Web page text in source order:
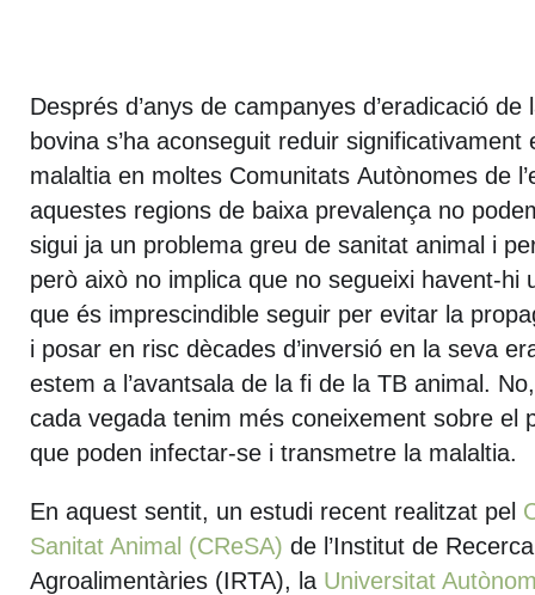
Després d’anys de campanyes d’eradicació
bovina s’ha aconseguit reduir significativament
malaltia en moltes Comunitats Autònomes de
aquestes regions de baixa prevalença no
sigui ja un problema greu de sanitat animal i
però això no implica que no segueixi havent-hi
que és imprescindible seguir per evitar la
i posar en risc dècades d’inversió en la seva
estem a l’avantsala de la fi de la TB animal.
cada vegada tenim més coneixement sobre el
que poden infectar-se i transmetre la malaltia.
En aquest sentit, un estudi recent realitzat pel
Sanitat Animal (CReSA) de l’Institut de
Agroalimentàries (IRTA), la Universitat